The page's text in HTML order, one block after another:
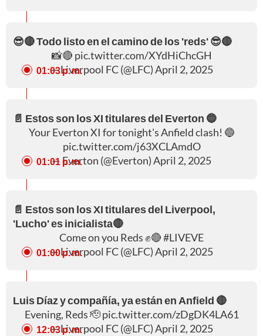
😎🔴 Todo listo en el camino de los 'reds' 😎🔴
📸🔴 pic.twitter.com/XYdHiChcGH
— Liverpool FC (@LFC)April 2, 2025
01:03 p. m.
📄 Estos son los XI titulares del Everton 🔵
Your Everton XI for tonight's Anfield clash! 🔵
pic.twitter.com/j63XCLAmdO
— Everton (@Everton)April 2, 2025
01:01 p. m.
📄 Estos son los XI titulares del Liverpool,
'Lucho' es inicialista🔴
Come on you Reds ✊🔴#LIVEVE
— Liverpool FC (@LFC)April 2, 2025
01:00 p. m.
Luis Díaz y compañía, ya están en Anfield 🔴
Evening, Reds 🫡pic.twitter.com/zDgDK4LA61
— Liverpool FC (@LFC)April 2, 2025
12:03 p. m.